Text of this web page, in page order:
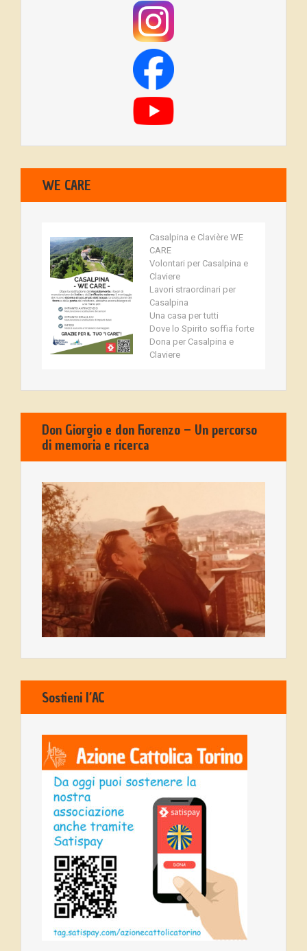
WE CARE
Casalpina e Clavière WE
CARE
Volontari per Casalpina e
Claviere
Lavori straordinari per
Casalpina
Una casa per tutti
Dove lo Spirito soffia forte
Dona per Casalpina e
Claviere
Don Giorgio e don Fiorenzo – Un percorso
di memoria e ricerca
Sostieni l’AC